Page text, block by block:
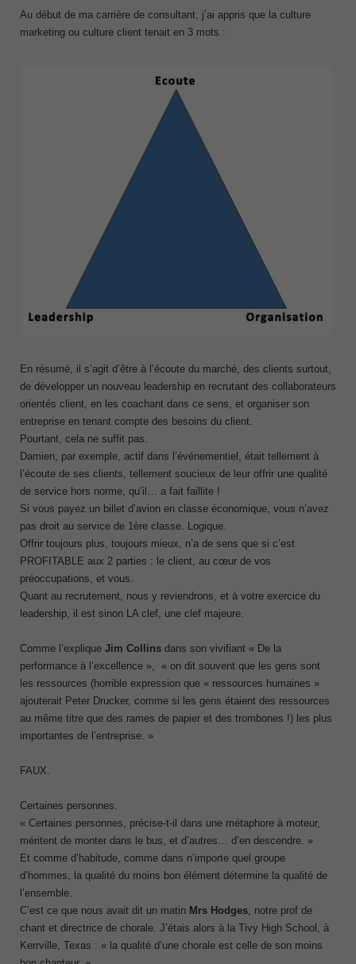
Au début de ma carrière de consultant, j’ai appris que la culture
marketing ou culture client tenait en 3 mots :
En résumé, il s’agit d’être à l’écoute du marché, des clients surtout,
de développer un nouveau leadership en recrutant des collaborateurs
orientés client, en les coachant dans ce sens, et organiser son
entreprise en tenant compte des besoins du client.
Pourtant, cela ne suffit pas.
Damien, par exemple, actif dans l’événementiel, était tellement à
l’écoute de ses clients, tellement soucieux de leur offrir une qualité
de service hors norme, qu’il… a fait faillite !
Si vous payez un billet d’avion en classe économique, vous n’avez
pas droit au service de 1 ère classe. Logique.
Offrir toujours plus, toujours mieux, n’a de sens que si c’est
PROFITABLE aux 2 parties : le client, au cœur de vos
préoccupations, et vous.
Quant au recrutement, nous y reviendrons, et à votre exercice du
leadership, il est sinon LA clef, une clef majeure.
Comme l’explique Jim Collins dans son vivifiant « De la
performance à l’excellence », « on dit souvent que les gens sont
les ressources (horrible expression que « ressources humaines »
ajouterait Peter Drucker, comme si les gens étaient des ressources
au même titre que des rames de papier et des trombones !) les plus
importantes de l’entreprise. »
FAUX.
Certaines personnes.
« Certaines personnes, précise-t-il dans une métaphore à moteur,
méritent de monter dans le bus, et d’autres… d’en descendre. »
Et comme d’habitude, comme dans n’importe quel groupe
d’hommes, la qualité du moins bon élément détermine la qualité de
l’ensemble.
C’est ce que nous avait dit un matin Mrs Hodges , notre prof de
chant et directrice de chorale. J’étais alors à la Tivy High School, à
Kerrville, Texas : « la qualité d’une chorale est celle de son moins